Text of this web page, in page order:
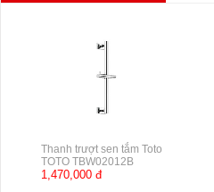
Thanh trượt sen tắm Toto
TOTO TBW02012B
1,470,000 đ